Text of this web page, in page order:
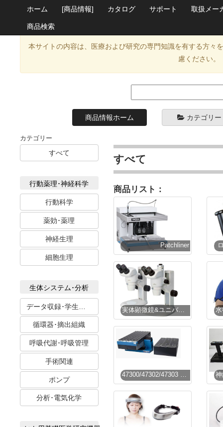
ホーム [商品情報] カタログ サポート 取扱メー
商品検索
本サイトの内容は、医療および研究の専門知識を有する方々
慮ください。
商品情報ホーム カテゴリー
カテゴリー
すべて
行動薬理･神経科学
行動科学
薬効･薬理
神経生理
細胞生理
生体システム･分析
循環器･摘出組織
呼吸代謝･呼吸管理
手術関連
ポンプ
分析･電気化学
すべて
商品リスト：
Patchliner
実体顕微鏡&ユニバーサルズーム顕微鏡
47300/47302/47303 トレッドミル